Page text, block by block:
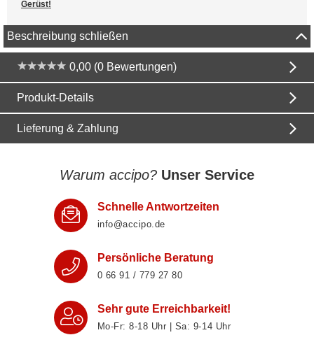
Gerüst!
Beschreibung schließen
0,00 (0 Bewertungen)
Produkt-Details
Lieferung & Zahlung
Warum accipo? Unser Service
Schnelle Antwortzeiten
info@accipo.de
Persönliche Beratung
0 66 91 / 779 27 80
Sehr gute Erreichbarkeit!
Mo-Fr: 8‑18 Uhr | Sa: 9‑14 Uhr